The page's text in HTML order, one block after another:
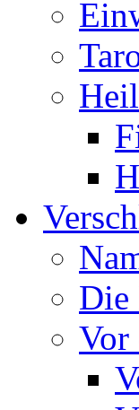
Die
Vor